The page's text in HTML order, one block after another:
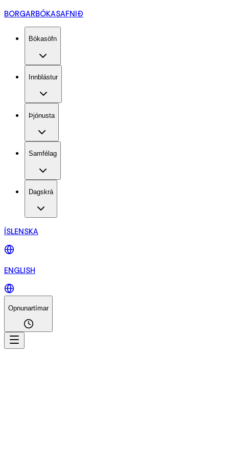
BORGARBÓKASAFNIÐ
Bókasöfn
Innblástur
Þjónusta
Samfélag
Dagskrá
ÍSLENSKA
ENGLISH
Opnunartímar